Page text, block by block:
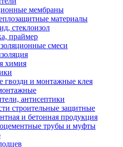
мембраны
материалы
стеклоизол
праймер
смеси
химия
гвозди и монтажные клея
антисептики
строительные защитные
и бетонная продукция
трубы и муфты